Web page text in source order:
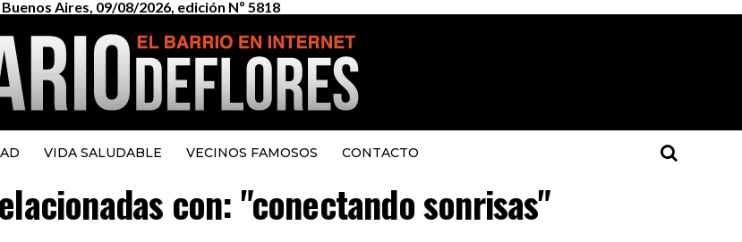
Buenos Aires, 09/08/2026, edición Nº 5818
VIDA SALUDABLE VECINOS FAMOSOS CONTACTO
con: "conectando sonrisas"